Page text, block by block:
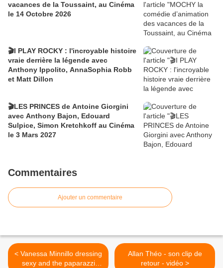
vacances de la Toussaint, au Cinéma
le 14 Octobre 2026
🎬I PLAY ROCKY : l'incroyable histoire
vraie derrière la légende avec
Anthony Ippolito, AnnaSophia Robb
et Matt Dillon
🎬LES PRINCES de Antoine Giorgini
avec Anthony Bajon, Edouard
Sulpice, Simon Kretchkoff au Cinéma
le 3 Mars 2027
Commentaires
Ajouter un commentaire
< Vanessa Minnillo dressing
sexy and the paparazzi
Allan Théo - son clip de
retour - vidéo >